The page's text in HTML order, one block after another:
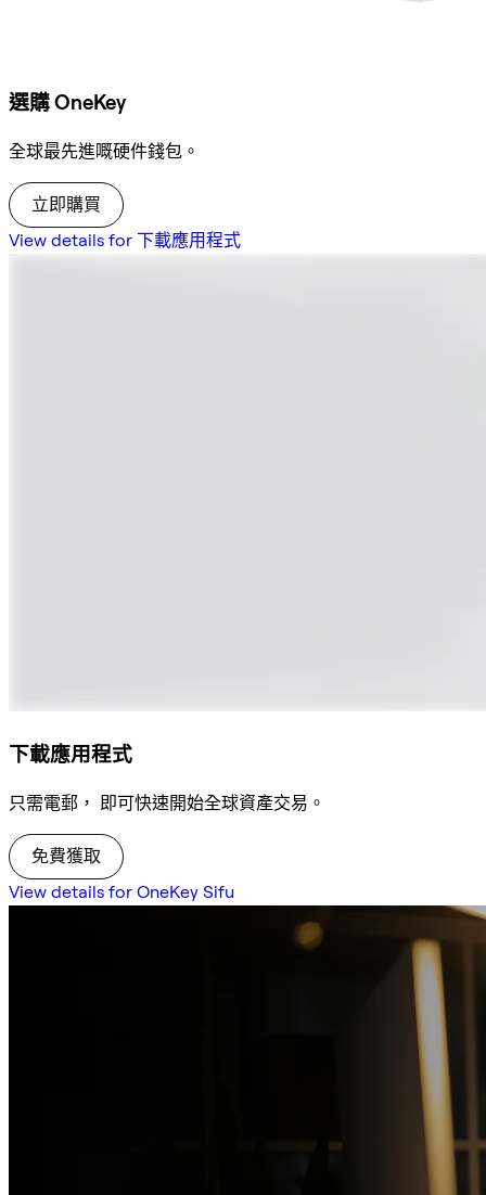
選購 OneKey
全球最先進嘅硬件錢包。
立即購買
View details for 下載應用程式
下載應用程式
只需電郵， 即可快速開始全球資產交易。
免費獲取
View details for OneKey Sifu